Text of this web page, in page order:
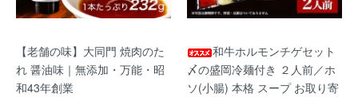
【老舗の味】大同門 焼肉のた
れ 醤油味｜無添加・万能・昭
和43年創業
和牛ホルモンチゲセット
〆の盛岡冷麺付き ２人前／ホ
ソ(小腸) 本格 スープ お取り寄